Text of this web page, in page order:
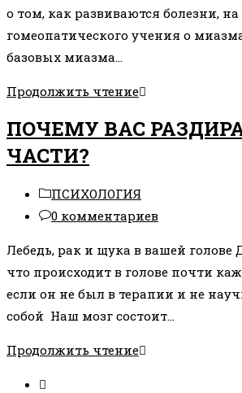
о том, как развиваются болезни,
гомеопатического учения о
базовых миазма…
Продолжить чтениеЭТАПЫ
БОЛЕЗНИ
И
ПОЧЕМУ ВАС
ЧАСТИ?
Рубрика
записи:
ПСИХОЛОГИЯ
Комментарии
записи:
0 комментариев
Лебедь, рак и щука в вашей голове
что происходит в голове почти
если он не был в терапии и не
собой Наш мозг состоит…
Продолжить чтениеПОЧЕМУ
Перейти